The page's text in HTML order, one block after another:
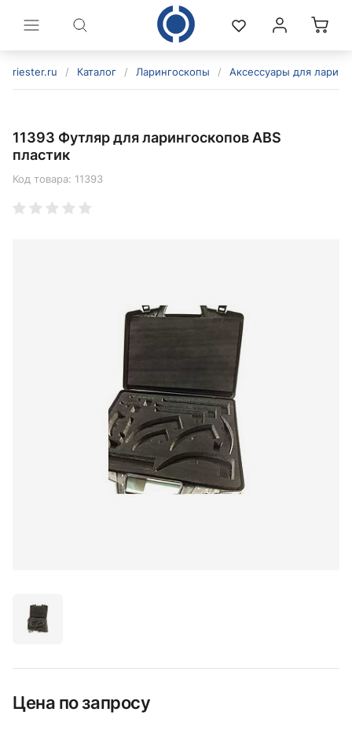
riester.ru / Каталог / Ларингоскопы / Аксессуары для
11393 Футляр для ларингоскопов ABS
пластик
Код товара: 11393
Цена по запросу